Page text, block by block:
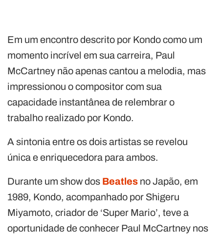
Em um encontro descrito por Kondo como um
momento incrível em sua carreira, Paul
McCartney não apenas cantou a melodia, mas
impressionou o compositor com sua
capacidade instantânea de relembrar o
trabalho realizado por Kondo.
A sintonia entre os dois artistas se revelou
única e enriquecedora para ambos.
Durante um show dos Beatles no Japão, em
1989, Kondo, acompanhado por Shigeru
Miyamoto, criador de ‘Super Mario’, teve a
oportunidade de conhecer Paul McCartney nos